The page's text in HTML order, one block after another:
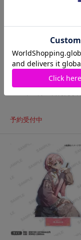
BanG Dream! アクリ
販
売
価
1,760円(税込)
ネコポス対象
予約受付中